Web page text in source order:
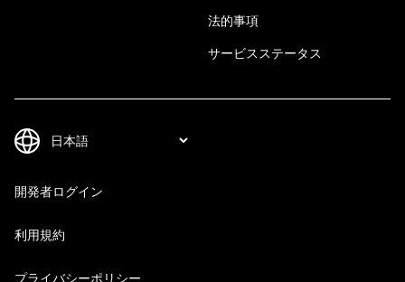
法的事項
サービスステータス
開発者ログイン
利用規約
プライバシーポリシー